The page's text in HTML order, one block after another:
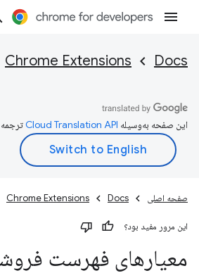
Docs
Chrome Extensions
این صفحه به‌وسیله
صفحه اصلی Docs
Chrome Extensions
این مرور مفید بود؟
معیارهای فهرست